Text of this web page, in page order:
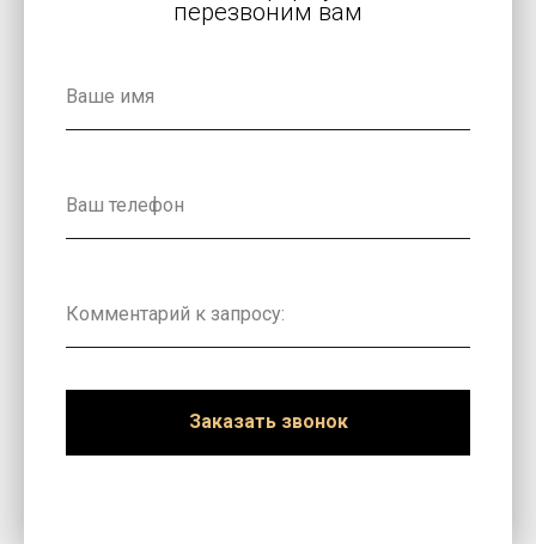
перезвоним вам
Заказать звонок